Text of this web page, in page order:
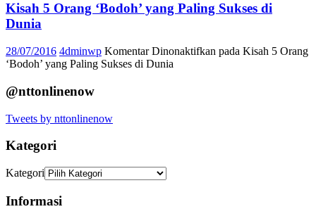
Kisah 5 Orang ‘Bodoh’ yang Paling Sukses di
Dunia
28/07/2016 4dminwp Komentar Dinonaktifkan pada Kisah 5 Orang
‘Bodoh’ yang Paling Sukses di Dunia
@nttonlinenow
Tweets by nttonlinenow
Kategori
Kategori
Informasi